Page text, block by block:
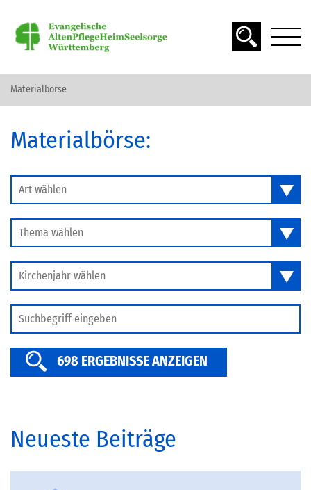
SPIRITUALITÄT
SEELSORGE
MATERIAL FINDEN
SERVICE
Materialbörse
Materialbörse:
Art wählen
Thema wählen
Kirchenjahr wählen
698 ERGEBNISSE ANZEIGEN
Neueste Beiträge